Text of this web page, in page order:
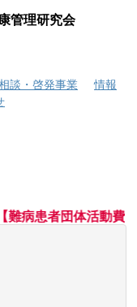
管理研究会
談・啓発事業
情報
者団体活動費用